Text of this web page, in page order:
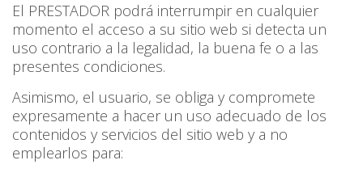
El PRESTADOR podrá interrumpir en cualquier
momento el acceso a su sitio web si detecta un
uso contrario a la legalidad, la buena fe o a las
presentes condiciones.
Asimismo, el usuario, se obliga y compromete
expresamente a hacer un uso adecuado de los
contenidos y servicios del sitio web y a no
emplearlos para: